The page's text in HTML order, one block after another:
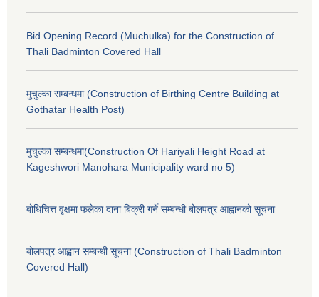
Bid Opening Record (Muchulka) for the Construction of
Thali Badminton Covered Hall
मुचुल्का सम्बन्धमा (Construction of Birthing Centre Building at
Gothatar Health Post)
मुचुल्का सम्बन्धमा(Construction Of Hariyali Height Road at
Kageshwori Manohara Municipality ward no 5)
बोधिचित्त वृक्षमा फलेका दाना बिक्री गर्ने सम्बन्धी बोलपत्र आह्वानको सूचना
बोलपत्र आह्वान सम्बन्धी सूचना (Construction of Thali Badminton
Covered Hall)